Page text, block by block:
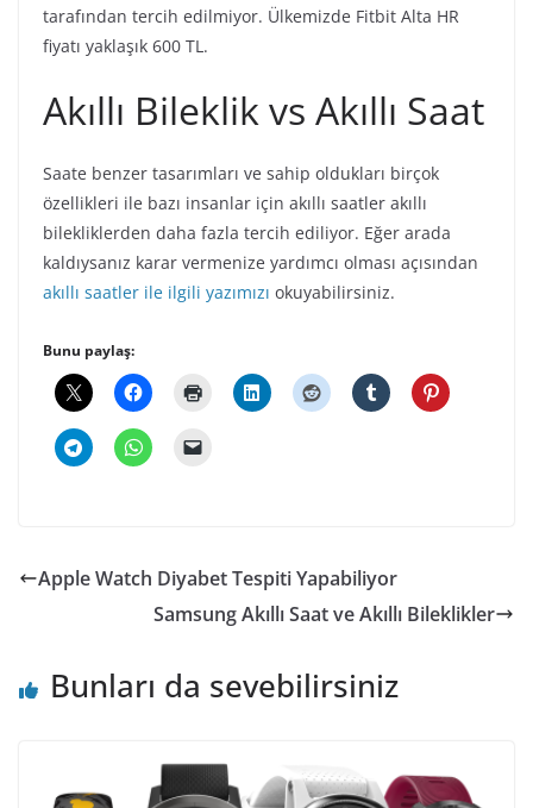
tarafından tercih edilmiyor. Ülkemizde Fitbit Alta HR
fiyatı yaklaşık 600 TL.
Akıllı Bileklik vs Akıllı Saat
Saate benzer tasarımları ve sahip oldukları birçok
özellikleri ile bazı insanlar için akıllı saatler akıllı
bilekliklerden daha fazla tercih ediliyor. Eğer arada
kaldıysanız karar vermenize yardımcı olması açısından
akıllı saatler ile ilgili yazımızı okuyabilirsiniz.
Bunu paylaş:
Apple Watch Diyabet Tespiti Yapabiliyor
Samsung Akıllı Saat ve Akıllı Bileklikler
Bunları da sevebilirsiniz